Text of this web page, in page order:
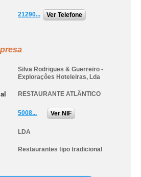
21290... Ver Telefone
Silva Rodrigues & Guerreiro -
Exploraçôes Hoteleiras, Lda
RESTAURANTE ATLÂNTICO
5008... Ver NIF
LDA
Restaurantes tipo tradicional